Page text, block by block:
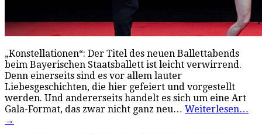
„Konstellationen“: Der Titel des neuen Ballettabends
beim Bayerischen Staatsballett ist leicht verwirrend.
Denn einerseits sind es vor allem lauter
Liebesgeschichten, die hier gefeiert und vorgestellt
werden. Und andererseits handelt es sich um eine Art
Gala-Format, das zwar nicht ganz neu… Weiterlesen…
→